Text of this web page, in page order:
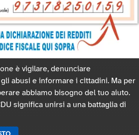
è vigilare, denunciare
abusi e informare i cittadini. Ma per
abbiamo bisogno del tuo aiuto.
significa unirsi a una battaglia di